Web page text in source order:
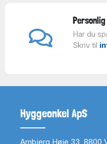
Har du
Skriv til
Hyggeonkel ApS
Arnbjerg Høje 33, 8800